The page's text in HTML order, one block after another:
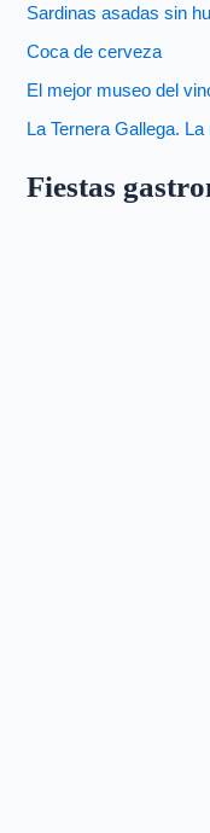
Sardinas asadas sin
Coca de cerveza
El mejor museo del
La Ternera Gallega.
Fiestas